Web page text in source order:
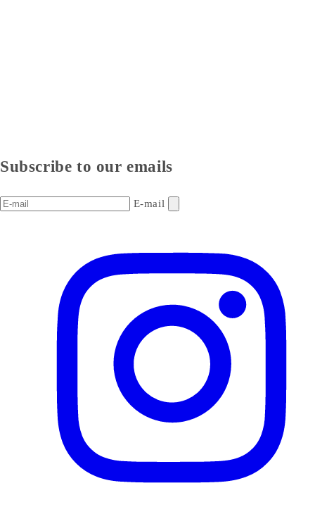
Subscribe to our emails
E-mail